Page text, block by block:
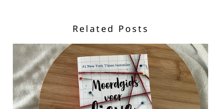
Related Posts